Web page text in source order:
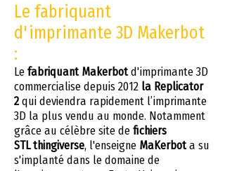
Le fabriquant
d'imprimante 3D Makerbot
:
Lefabriquant Makerbotd'imprimante 3D
commercialise depuis 2012 la Replicator
2qui deviendra rapidement l’imprimante
3D la plus vendu au monde. Notamment
grâce au célèbresite defichiers
STLthingiverse, l'enseigne MaKerbota su
s'implanté dans le domaine de